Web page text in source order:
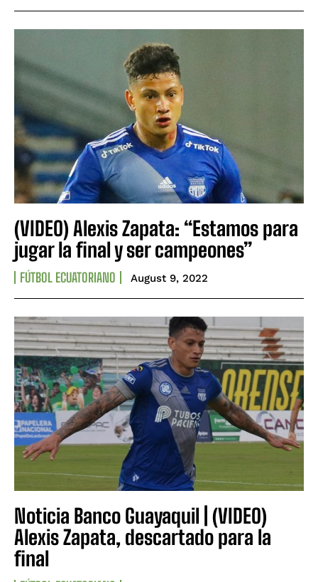
(VIDEO) Alexis Zapata: “Estamos para
jugar la final y ser campeones”
FÚTBOL ECUATORIANO August 9, 2022
Noticia Banco Guayaquil | (VIDEO)
Alexis Zapata, descartado para la
final